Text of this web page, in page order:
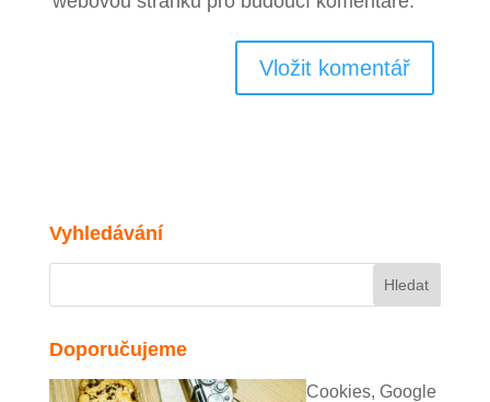
Vyhledávání
Doporučujeme
Cookies, Google